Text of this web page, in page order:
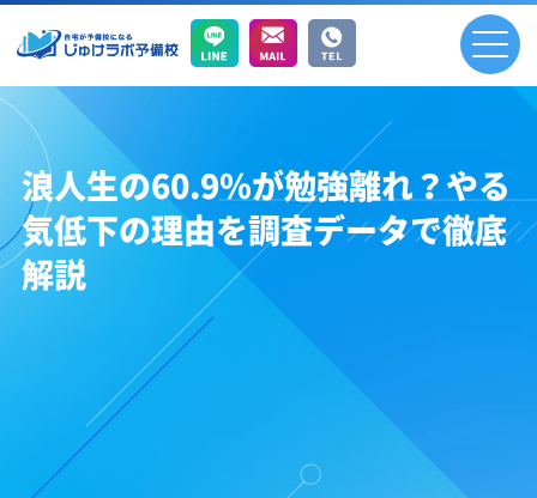
浪人生の60.9％が勉強離れ？やる
気低下の理由を調査データで徹底
解説